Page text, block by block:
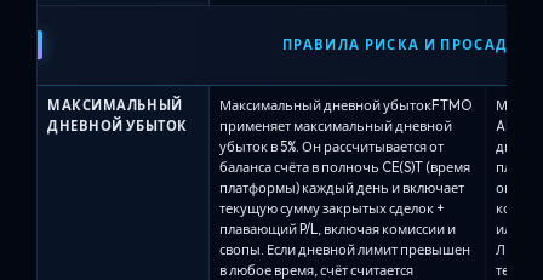
ПРАВИЛА РИСКА И ПРОСАДКИ
МАКСИМАЛЬНЫЙ
ДНЕВНОЙ УБЫТОК
Максимальный дневной убытокFTMO
применяет максимальный дневной
убыток в 5%. Он рассчитывается от
баланса счёта в полночь CE(S)T (время
платформы) каждый день и включает
текущую сумму закрытых сделок +
плавающий P/L, включая комиссии и
свопы. Если дневной лимит превышен
в любое время, счёт считается
Alpha
плана,
или
Лимит